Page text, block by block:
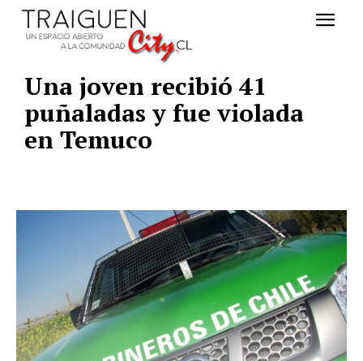
Una joven recibió 41
puñaladas y fue violada
en Temuco